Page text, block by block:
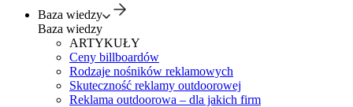
Baza wiedzy
Baza wiedzy
ARTYKUŁY
Ceny billboardów
Rodzaje nośników reklamowych
Skuteczność reklamy outdoorowej
Reklama outdoorowa – dla jakich firm